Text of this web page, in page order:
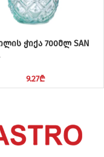
ჭიქა 700მლ SAN
9.27₾